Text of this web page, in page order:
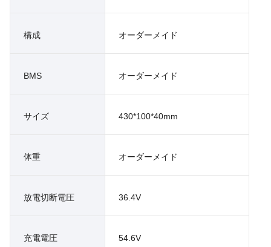
構成 オーダーメイド
BMS オーダーメイド
サイズ 430*100*40mm
体重 オーダーメイド
放電切断電圧 36.4V
充電電圧 54.6V